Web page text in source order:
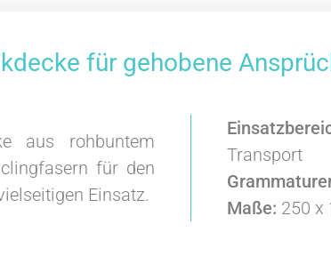
für gehobene
aus rohbuntem
für den
Einsatz.
Transport
Maße: 250 x